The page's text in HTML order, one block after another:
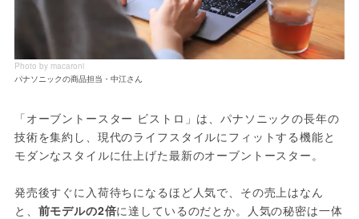
Photo by macaroni
パナソニックの商品担当・中江さん
「オーブントースター ビストロ」は、パナソニックの長年の
技術を集約し、現代のライフスタイルにフィットする機能と
モダンなスタイルに仕上げた最新のオーブントースター。
発売後すぐに入荷待ちになるほど人気で、その売上はなん
と、 前モデルの2倍に達しているのだとか。人気の秘密は一体